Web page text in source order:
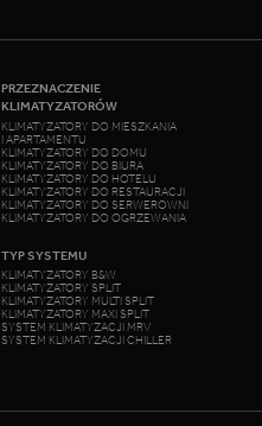
PRZEZNACZENIE
KLIMATYZATORÓW
KLIMATYZATORY DO MIESZKANIA
I APARTAMENTU
KLIMATYZATORY DO DOMU
KLIMATYZATORY DO BIURA
KLIMATYZATORY DO HOTELU
KLIMATYZATORY DO RESTAURACJI
KLIMATYZATORY DO SERWEROWNI
KLIMATYZATORY DO OGRZEWANIA
TYP SYSTEMU
KLIMATYZATORY B&W
KLIMATYZATORY SPLIT
KLIMATYZATORY MULTI SPLIT
KLIMATYZATORY MAXI SPLIT
SYSTEM KLIMATYZACJI MRV
SYSTEM KLIMATYZACJI CHILLER